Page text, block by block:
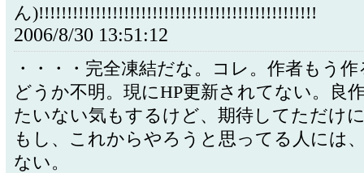
ん)!!!!!!!!!!!!!!!!!!!!!!!!!!!!!!!!!!!!!!!!!!!!!!!!!
2006/8/30 13:51:12
・・・・完全凍結だな。コレ。作者もう
どうか不明。現にHP更新されてない。良
たいない気もするけど、期待してただけ
もし、これからやろうと思ってる人には
ない。